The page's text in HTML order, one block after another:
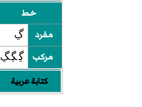
خط
مفرد
ڲ
مركب
ڲ‍ ‍ڲ‍ ‍ڲ
كتابة عربية